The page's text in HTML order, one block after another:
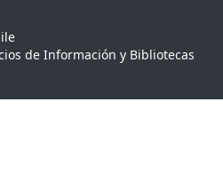
de Información y Bibliotecas